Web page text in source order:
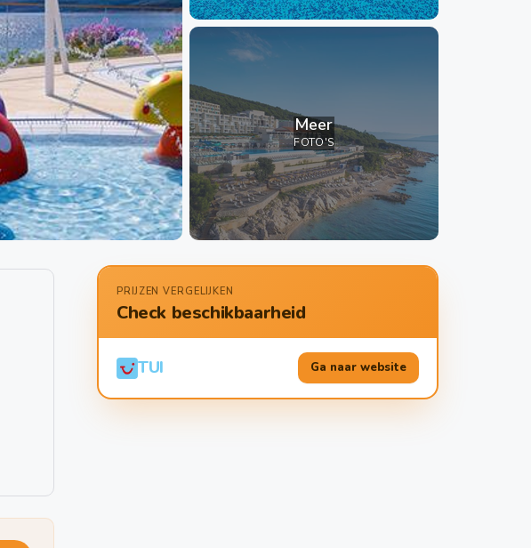
Meer
FOTO'S
PRIJZEN VERGELIJKEN
Check beschikbaarheid
TUI Ga naar website